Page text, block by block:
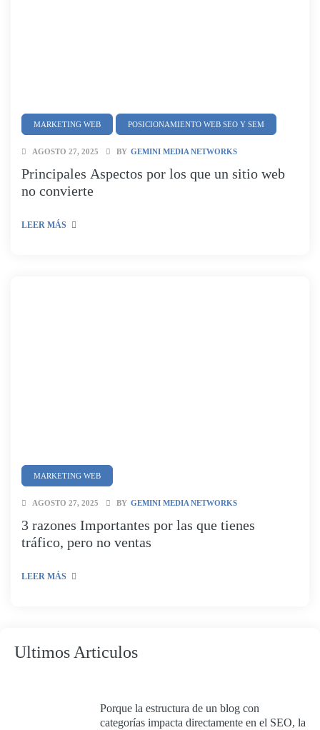
MARKETING WEB POSICIONAMIENTO WEB SEO Y SEM
Principales Aspectos por los que un sitio web
no convierte
AGOSTO 27, 2025 BY GEMINI MEDIA NETWORKS
LEER MÁS
MARKETING WEB
3 razones Importantes por las que tienes
tráfico, pero no ventas
AGOSTO 27, 2025 BY GEMINI MEDIA NETWORKS
LEER MÁS
Ultimos Articulos
Porque la estructura de un blog con
categorías impacta directamente en el SEO, la